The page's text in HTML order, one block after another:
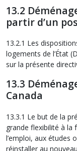
13.2
partir d’un
13.2.1 Les
logements de l’État
sur la présente
13.3
Canada
13.3.1 Le but de la
grande flexibilité à la
l’emploi, aux études
réinstaller au